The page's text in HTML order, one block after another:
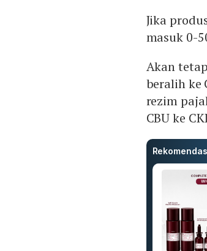
Jika
masuk 0-
Akan
beralih ke
rezim
CBU ke